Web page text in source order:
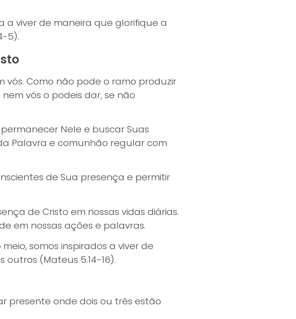
a viver de maneira que glorifique a
5).
vós. Como não pode o ramo produzir
vós o podeis dar, se não
Nele e buscar Suas
Palavra e comunhão regular com
de Sua presença e permitir
de Cristo em nossas vidas diárias.
em nossas ações e palavras.
somos inspirados a viver de
(Mateus 5.14-16).
presente onde dois ou três estão